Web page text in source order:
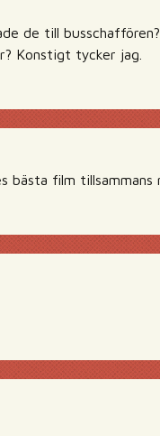
de till
Konstigt tycker jag.
bästa film tillsammans